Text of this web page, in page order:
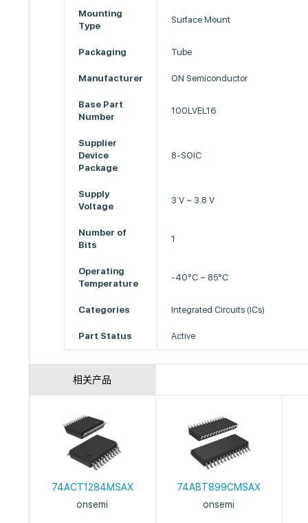
Mounting
Type
Surface Mount
Packaging Tube
Manufacturer ON Semiconductor
Base Part
Number
100LVEL16
Supplier
Device
Package
8-SOIC
Supply
Voltage
3 V ~ 3.8 V
Number of
Bits
1
Operating
Temperature
-40°C ~ 85°C
Categories Integrated Circuits (ICs)
Part Status Active
相关产品
74ACT1284MSAX
onsemi
74ABT899CMSAX
onsemi